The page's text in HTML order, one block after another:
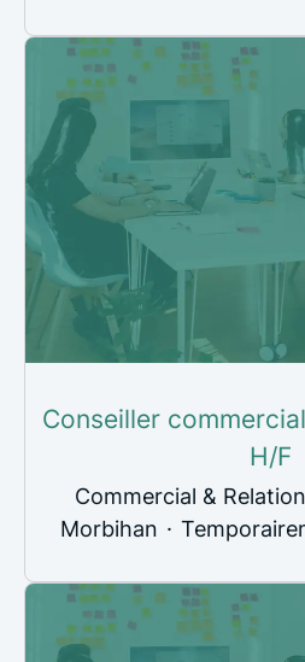
Conseiller
H/F
Commercial &
Morbihan ·